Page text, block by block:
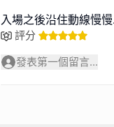
入場之後沿住動線慢慢
評分
發表第一個留言...